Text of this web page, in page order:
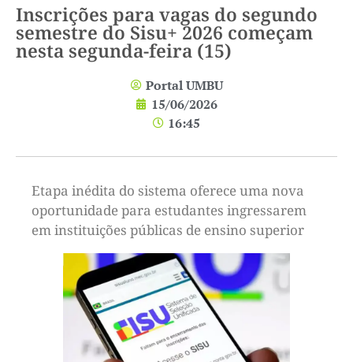
Inscrições para vagas do segundo
semestre do Sisu+ 2026 começam
nesta segunda-feira (15)
Portal UMBU
15/06/2026
16:45
Etapa inédita do sistema oferece uma nova
oportunidade para estudantes ingressarem
em instituições públicas de ensino superior